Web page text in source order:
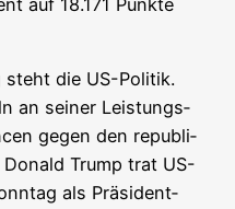
auf 18.171 Punk­te
steht die US-Poli­tik.
an sei­ner Leis­tungs­
gegen den repu­bli­
Trump trat US-
als Prä­si­dent­